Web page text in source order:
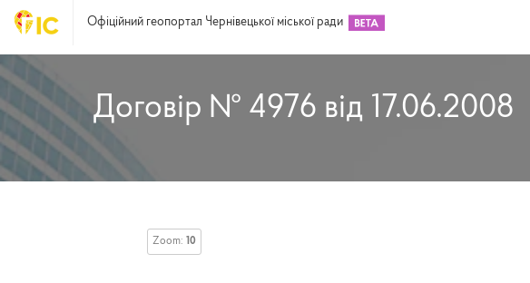
Офіційний геопортал Чернівецької міської ради
Договір № 4976 від 17.06.2008
Zoom: 10